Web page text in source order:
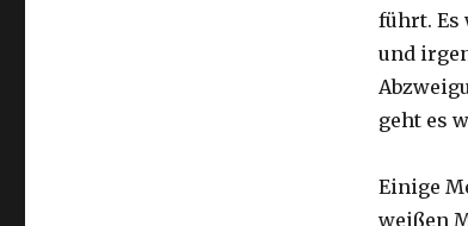
führt. Es
und
geht es
Einige
weißen